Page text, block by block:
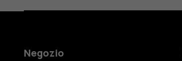
Negozio